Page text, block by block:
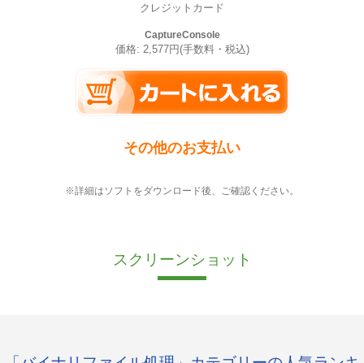
クレジットカード
CaptureConsole
価格: 2,577円(手数料・税込)
その他のお支払い
※詳細はソフトをダウンロード後、ご確認ください。
スクリーンショット